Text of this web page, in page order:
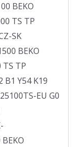
BEKO
TS TP
SK
BEKO
TS TP
B1 Y54 K19
EU G0